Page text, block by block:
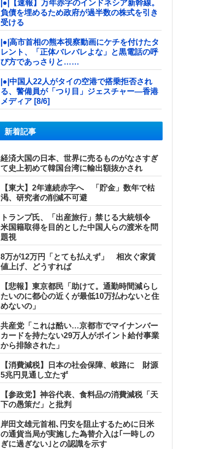
|●|【速報】万年赤字のインドネシア新幹線。
負債を埋めるため政府が過半数の株式を引き
受ける
|●|高市首相の熊本視察動画にケチを付けたタ
レント、「正体バレバレよな」と黒電話の呼
び方であっさりと……
|●|中国人22人がタイの空港で搭乗拒否され
る、警備員が「つり目」ジェスチャー―香港
メディア [8/6]
新着記事
経済大国の日本、世界に売るものがなさすぎ
て史上初めて韓国台湾に輸出額抜かされ
【東大】2年連続赤字へ 「貯金」数年で枯
渇、研究者の削減不可避
トランプ氏、「出産旅行」禁じる大統領令
米国籍取得を目的とした中国人らの渡米を問
題視
8万が12万円「とても払えず」 相次ぐ家賃
値上げ、どうすれば
【悲報】東京都民「助けて。通勤時間減らし
たいのに都心の近くが最低10万払わないと住
めないの」
共産党「これは酷い…京都市でマイナンバー
カードを持たない29万人がポイント給付事業
から排除された」
【消費減税】日本の社会保障、岐路に 財源
5兆円見通し立たず
【参政党】神谷代表、食料品の消費減税「天
下の愚策だ」と批判
岸田文雄元首相､円安を阻止するために日米
の通貨当局が実施した為替介入は｢一時しの
ぎに過ぎない｣との認識を示す